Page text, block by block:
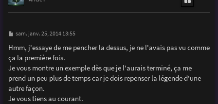
h
M
s
s
a
e
sam. janv. 25, 2014 13:55
Hmm, j'essaye de me pencher la dessus, je ne l'avais pas vu comme
ça la première fois.
Je vous montre un exemple dès que je l'aurais terminé, ça me
prend un peu plus de temps car je dois repenser la légende d'une
autre façon.
Je vous tiens au courant.